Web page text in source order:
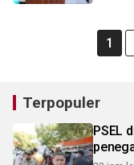
1
Terpopuler
PSEL